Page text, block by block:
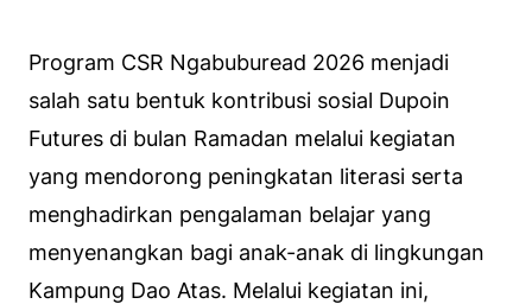
Program CSR Ngabuburead 2026 menjadi
salah satu bentuk kontribusi sosial Dupoin
Futures di bulan Ramadan melalui kegiatan
yang mendorong peningkatan literasi serta
menghadirkan pengalaman belajar yang
menyenangkan bagi anak-anak di lingkungan
Kampung Dao Atas. Melalui kegiatan ini,